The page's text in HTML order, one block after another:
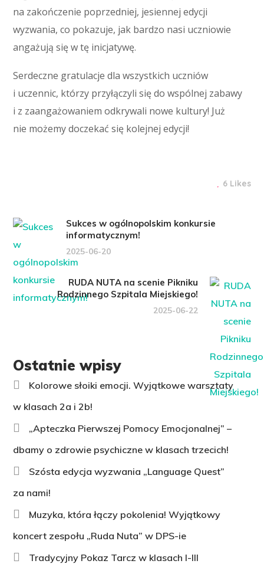
na zakończenie poprzedniej, jesiennej edycji
wyzwania, co pokazuje, jak bardzo nasi uczniowie
angażują się w tę inicjatywę.
Serdeczne gratulacje dla wszystkich uczniów
i uczennic, którzy przyłączyli się do wspólnej zabawy
i z zaangażowaniem odkrywali nowe kultury! Już
nie możemy doczekać się kolejnej edycji!
6 Likes
Sukces w ogólnopolskim konkursie
informatycznym!
2025-06-20
RUDA NUTA na scenie Pikniku
Rodzinnego Szpitala Miejskiego!
2025-06-22
Ostatnie wpisy
Kolorowe słoiki emocji. Wyjątkowe warsztaty
w klasach 2a i 2b!
„Apteczka Pierwszej Pomocy Emocjonalnej” –
dbamy o zdrowie psychiczne w klasach trzecich!
Szósta edycja wyzwania „Language Quest”
za nami!
Muzyka, która łączy pokolenia! Wyjątkowy
koncert zespołu „Ruda Nuta” w DPS-ie
Tradycyjny Pokaz Tarcz w klasach I-III